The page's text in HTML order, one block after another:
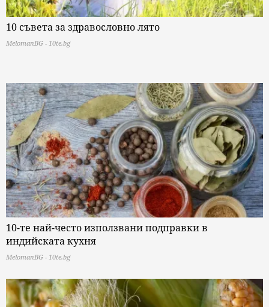
10 съвета за здравословно лято
MelomanBG - 10te.bg
10-те най-често използвани подправки в
индийската кухня
MelomanBG - 10te.bg